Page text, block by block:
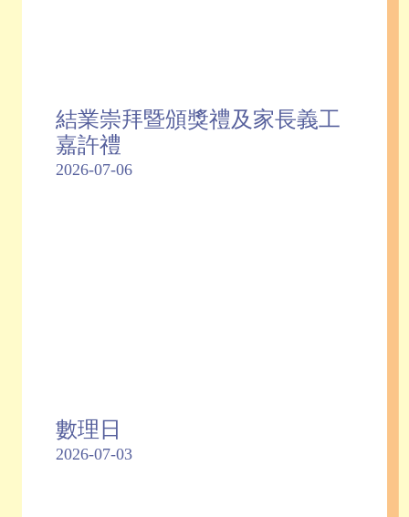
結業崇拜暨頒獎禮及家長義工
嘉許禮
2026-07-06
數理日
2026-07-03